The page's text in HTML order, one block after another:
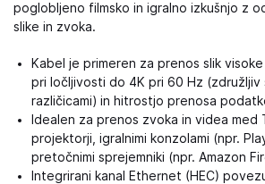
poglobljeno filmsko in igralno izkušnjo z
slike in zvoka.
Kabel je primeren za prenos slik
pri ločljivosti do 4K pri 60 Hz (združljiv
različicami) in hitrostjo prenosa
Idealen za prenos zvoka in videa med
projektorji, igralnimi konzolami (npr.
pretočnimi sprejemniki (npr. Amazon
Integrirani kanal Ethernet (HEC)